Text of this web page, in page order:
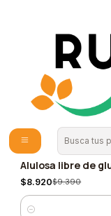
Envío gratis por
-5%
68315430022624
Alulosa libre de
$8.920$9.390